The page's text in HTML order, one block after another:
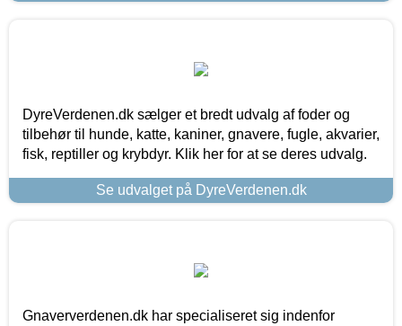
DyreVerdenen.dk sælger et bredt udvalg af foder og
tilbehør til hunde, katte, kaniner, gnavere, fugle, akvarier,
fisk, reptiller og krybdyr. Klik her for at se deres udvalg.
Se udvalget på DyreVerdenen.dk
Gnaververdenen.dk har specialiseret sig indenfor